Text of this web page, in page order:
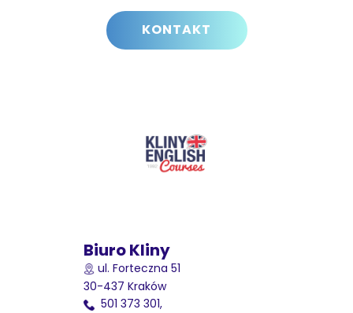
KONTAKT
Biuro Kliny
ul. Forteczna 51
30-437 Kraków
501 373 301,